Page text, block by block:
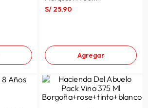
S/ 25.90
Agregar